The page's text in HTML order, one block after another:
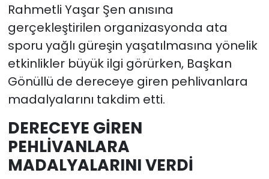
Rahmetli Yaşar Şen anısına
gerçekleştirilen organizasyonda ata
sporu yağlı güreşin yaşatılmasına yönelik
etkinlikler büyük ilgi görürken, Başkan
Gönüllü de dereceye giren pehlivanlara
madalyalarını takdim etti.
DERECEYE GİREN
PEHLİVANLARA
MADALYALARINI VERDİ